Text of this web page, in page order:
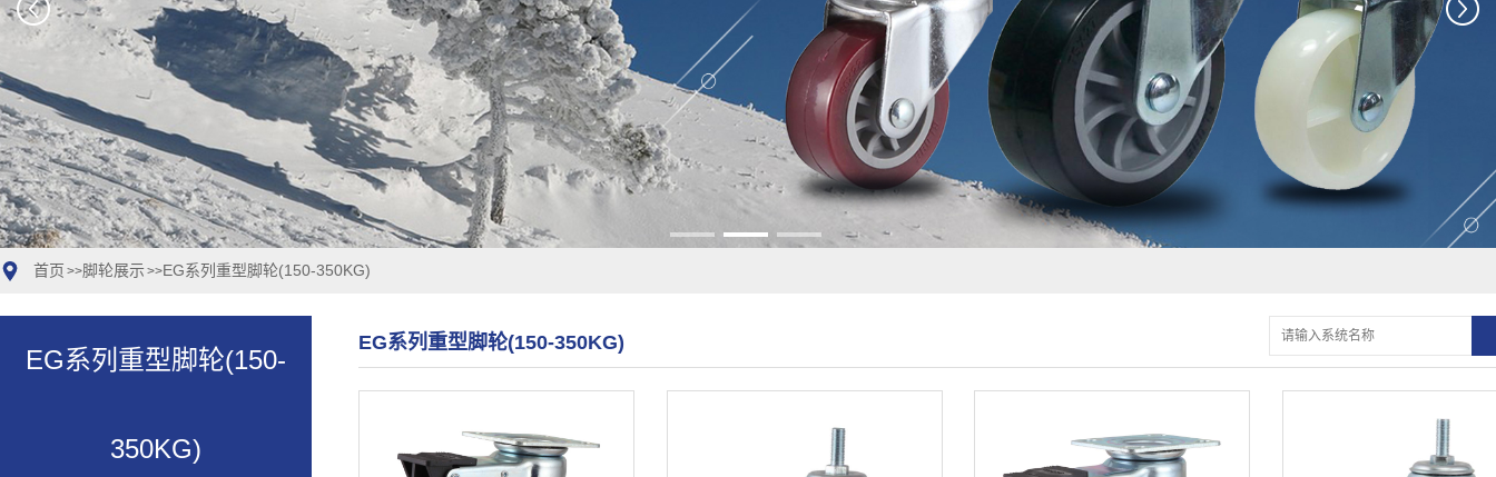
首页 >>脚轮展示 >>EG系列重型脚轮(150-350KG)
EG系列重型脚轮(150-
350KG)
EG系列重型脚轮(150-350KG)